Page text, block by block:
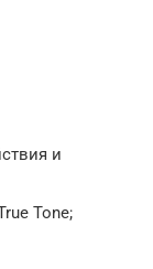
и
Tone;